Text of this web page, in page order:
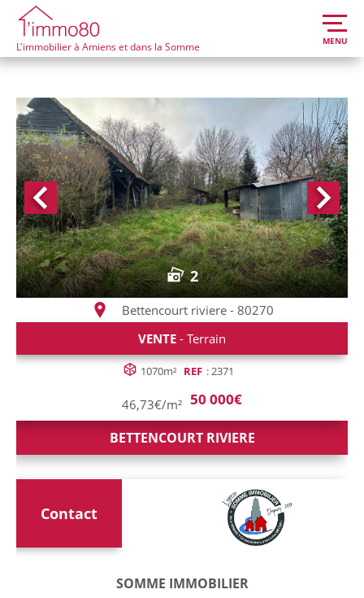
L'immobilier à Amiens et dans la Somme MENU
2
Bettencourt riviere - 80270
VENTE - Terrain
1070m² REF : 2371
46,73€/m² 50 000€
BETTENCOURT RIVIERE
Contact
SOMME IMMOBILIER